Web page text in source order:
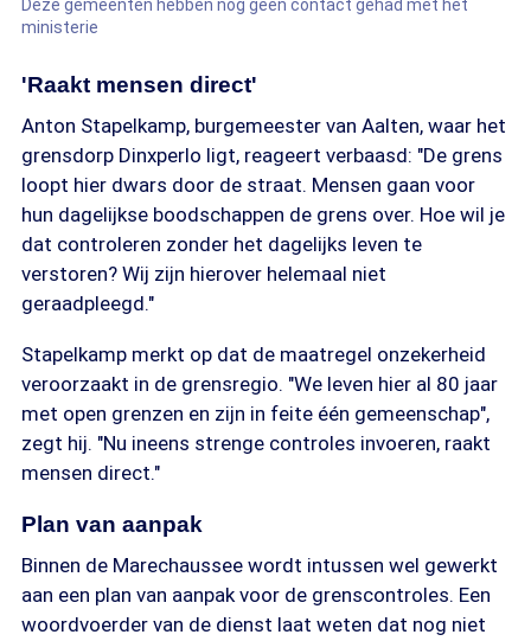
Deze gemeenten hebben nog geen contact gehad met het
ministerie
'Raakt mensen direct'
Anton Stapelkamp, burgemeester van Aalten, waar het
grensdorp Dinxperlo ligt, reageert verbaasd: "De grens
loopt hier dwars door de straat. Mensen gaan voor
hun dagelijkse boodschappen de grens over. Hoe wil je
dat controleren zonder het dagelijks leven te
verstoren? Wij zijn hierover helemaal niet
geraadpleegd."
Stapelkamp merkt op dat de maatregel onzekerheid
veroorzaakt in de grensregio. "We leven hier al 80 jaar
met open grenzen en zijn in feite één gemeenschap",
zegt hij. "Nu ineens strenge controles invoeren, raakt
mensen direct."
Plan van aanpak
Binnen de Marechaussee wordt intussen wel gewerkt
aan een plan van aanpak voor de grenscontroles. Een
woordvoerder van de dienst laat weten dat nog niet